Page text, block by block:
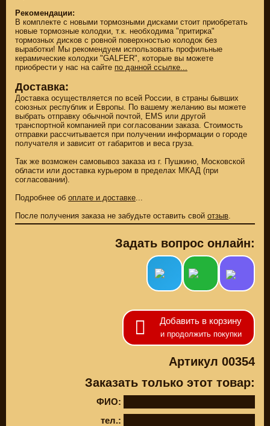
Рекомендации:
В комплекте с новыми тормозными дисками стоит приобретать
новые тормозные колодки, т.к. необходима "притирка"
тормозных дисков с ровной поверхностью колодок без
выработки! Мы рекомендуем использовать профильные
керамические колодки "GALFER", которые вы можете
приобрести у нас на сайте по данной ссылке...
Доставка:
Доставка осуществляется по всей России, в страны бывших
союзных республик и Европы. По вашему желанию вы можете
выбрать отправку обычной почтой, EMS или другой
транспортной компанией при согласовании заказа. Стоимость
отправки рассчитывается при получении информации о городе
получателя и зависит от габаритов и веса груза.
Так же возможен самовывоз заказа из г. Пушкино, Московской
области или доставка курьером в пределах МКАД (при
согласовании).
Подробнее об оплате и доставке...
После получения заказа не забудьте оставить свой отзыв.
Задать вопрос онлайн:
Добавить в корзину
и продолжить покупки
Артикул 00354
Заказать только этот товар:
ФИО:
тел.:
ЗАПЧАСТИ НОВЫЕ
ЗАПЧАСТИ Б/У
(495)647-83-43
ТОВАРОВ
СКИДКА ДО -22%
НА MEGAZIP.ru
Товары по
ПОДАРКИ И
Главная страница
СКИДКА ДО -22%
НА MEGAZIP.ru
M109R BOSS
C109R / VLR1800
C90 / VL1500
M50 / VZ800
C50 / VL800
SUZUKI
СКИДКА ДО -22%
НА MEGAZIP.ru
C109R / VLR1800
M90 / VZ1500
C90 / VL1500
M50 / VZ800
C50 / VL800